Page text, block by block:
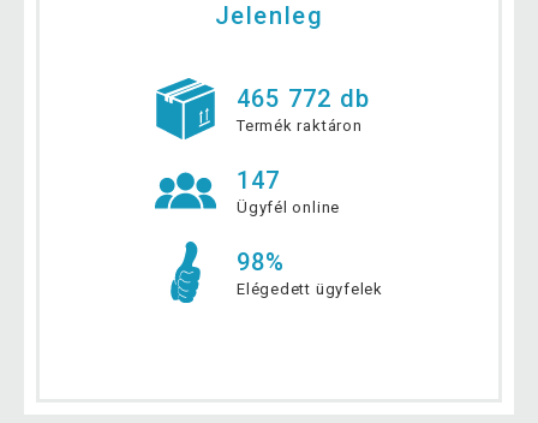
Jelenleg
465 772 db
Termék raktáron
147
Ügyfél online
98%
Elégedett ügyfelek